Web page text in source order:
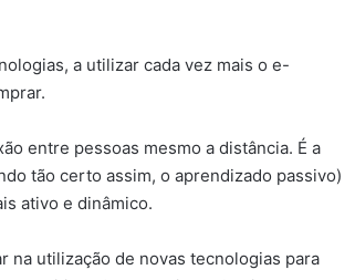
a utilizar cada vez mais o e-
entre pessoas mesmo a distância. É a
tão certo assim, o aprendizado passivo)
ativo e dinâmico.
na utilização de novas tecnologias para